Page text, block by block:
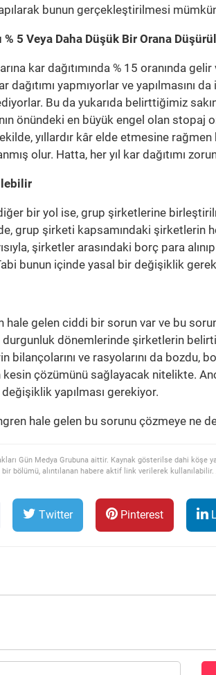
bunun gerçekleştirilmesi
% 5 Veya Daha Düşük Bir Orana
kar dağıtımında % 15 oranında
yapmıyorlar ve yapılmasını
Bu da yukarıda belirttiğimiz
önündeki en büyük engel olan stopaj
yıllardır kâr elde etmesine
olur. Hatta, her yıl kar dağıtımı
bir yol ise, grup şirketlerine
grup şirketi kapsamındaki şirketlerin
şirketler arasındaki borç para
bunun içinde yasal bir değişiklik
hale gelen ciddi bir sorun var ve bu
dönemlerinde şirketlerin
bilançolarını ve rasyolarını da bozdu,
kesin çözümünü sağlayacak nitelikte.
yapılması gerekiyor.
hale gelen bu sorunu çözmeye ne
Gün Medya Grubuna aittir. Kaynak gösterilse dahi köşe
bir bölümü, alıntılanan habere aktif link verilerek kullanılabilir.
Twitter Pinterest